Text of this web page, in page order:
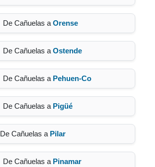
De Cañuelas a Orense
De Cañuelas a Ostende
De Cañuelas a Pehuen-Co
De Cañuelas a Pigüé
De Cañuelas a Pilar
De Cañuelas a Pinamar